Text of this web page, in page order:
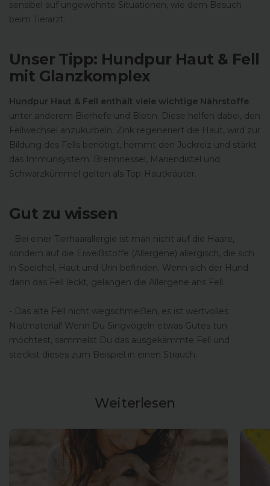
sensibel auf ungewohnte Situationen, wie dem Besuch
beim Tierarzt.
Unser Tipp: Hundpur Haut & Fell
mit Glanzkomplex
Hundpur Haut & Fell enthält viele wichtige Nährstoffe.
unter anderem Bierhefe und Biotin. Diese helfen dabei, den
Fellwechsel anzukurbeln. Zink regeneriert die Haut, wird zur
Bildung des Fells benötigt, hemmt den Juckreiz und stärkt
das Immunsystem. Brennnessel, Mariendistel und
Schwarzkümmel gelten als Top-Hautkräuter.
Gut zu wissen
- Bei einer Tierhaarallergie ist man nicht auf die Haare,
sondern auf die Eiweißstoffe (Allergene) allergisch, die sich
in Speichel, Haut und Urin befinden. Wenn sich der Hund
dann das Fell leckt, gelangen die Allergene ans Fell.
- Das alte Fell nicht wegschmeißen, es ist wertvolles
Nistmaterial! Wenn Du Singvögeln etwas Gutes tun
möchtest, sammelst Du das ausgekämmte Fell und
steckst dieses zum Beispiel in einen Strauch.
Weiterlesen